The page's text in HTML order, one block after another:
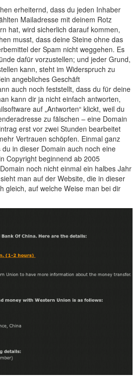
erheiternd, dass du jeden Inhaber
Mailadresse mit deinem Rotz
hat, wird sicherlich darauf kommen,
musst, dass deine Steine ohne das
der Spam nicht weggehen. Es
dafür vorzustellen; und jeder Grund,
kann, steht im Widerspruch zu
angebliches Geschäft
auch noch feststellt, dass du für deine
kann dir ja nicht einfach antworten,
auf „Antworten“ klickt, weil du
zu fälschen – eine Domain
erst vor zwei Stunden bearbeitet
Vertrauen schöpfen. Einmal ganz
in dieser Domain auch noch eine
Copyright beginnend ab 2005
noch nicht einmal ein halbes Jahr
man auf der Website, die in dieser
gleich, auf welche Weise man bei dir